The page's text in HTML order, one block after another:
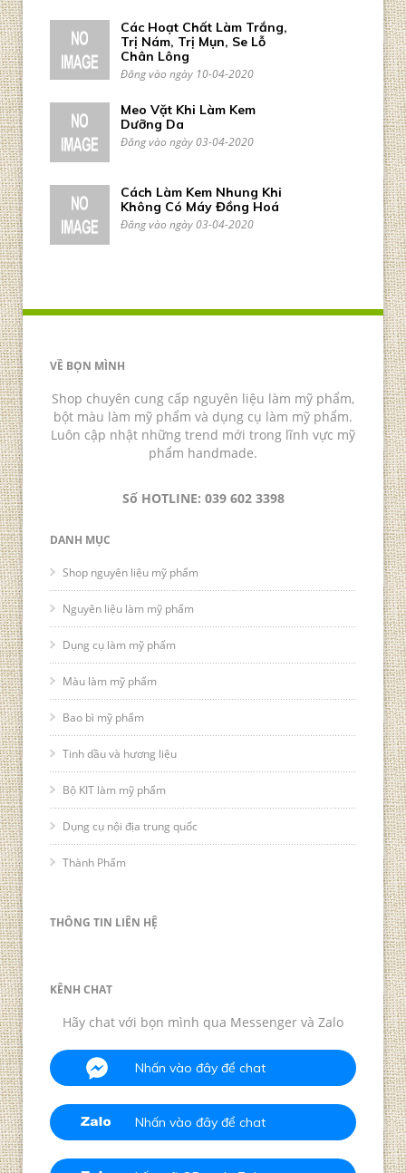
Các Hoạt Chất Làm Trắng,
Trị Nám, Trị Mụn, Se Lỗ
Chân Lông
Đăng vào ngày 10-04-2020
Meo Vặt Khi Làm Kem
Dưỡng Da
Đăng vào ngày 03-04-2020
Cách Làm Kem Nhung Khi
Không Có Máy Đồng Hoá
Đăng vào ngày 03-04-2020
VỀ BỌN MÌNH
Shop chuyên cung cấp nguyên liệu làm mỹ phẩm,
bột màu làm mỹ phẩm và dụng cụ làm mỹ phẩm.
Luôn cập nhật những trend mới trong lĩnh vực mỹ
phẩm handmade.
Số HOTLINE: 039 602 3398
DANH MỤC
Shop nguyên liệu mỹ phẩm
Nguyên liệu làm mỹ phẩm
Dụng cụ làm mỹ phẩm
Màu làm mỹ phẩm
Bao bì mỹ phẩm
Tinh dầu và hương liệu
Bộ KIT làm mỹ phẩm
Dụng cụ nội địa trung quốc
Thành Phẩm
THÔNG TIN LIÊN HỆ
KÊNH CHAT
Hãy chat với bọn mình qua Messenger và Zalo
Nhấn vào đây để chat
Nhấn vào đây để chat